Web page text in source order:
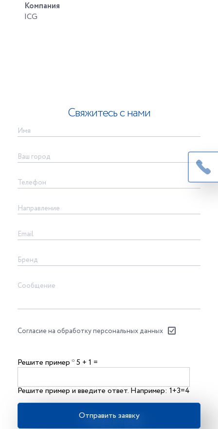
Компания
ICG
Свяжитесь с нами
Согласие на обработку персональных данных
Решите пример*5 + 1 =
Решите пример и введите ответ. Например: 1+3=4